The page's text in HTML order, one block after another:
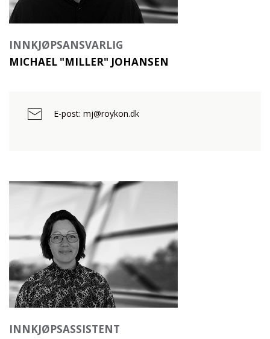
INNKJØPSANSVARLIG
MICHAEL "MILLER" JOHANSEN
E-post: mj@roykon.dk
INNKJØPSASSISTENT